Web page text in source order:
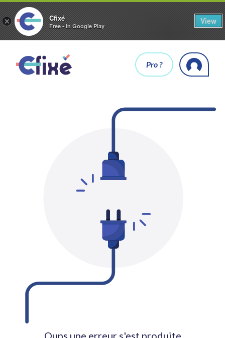
× Cfixé
Free - In Google Play
View
Pro ?
Oups une erreur s'est produite